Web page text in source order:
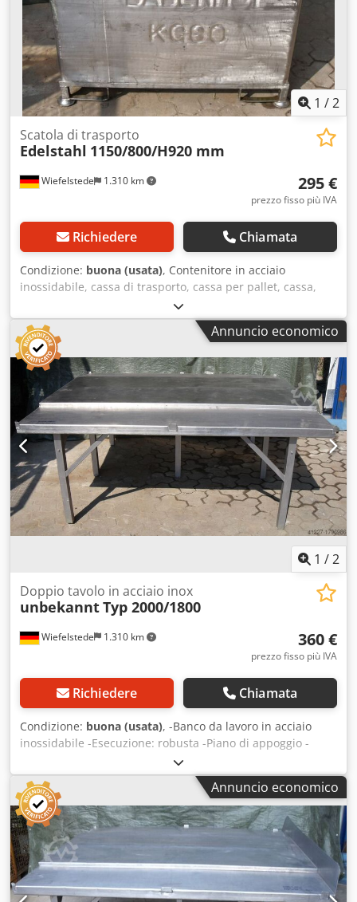
1 /2
Wiefelstede 1.310 km
Scatola di trasporto
Edelstahl 1150/800/H920 mm
295 €
prezzo fisso più IVA
Richiedere Chiamata
Condizione: buona (usata), Contenitore in acciaio
inossidabile, cassa di trasporto, cassa per pallet, cassa,
box. - Materiale: acciaio inossidabile 4301 - Quantità: 1
pezzo disponibile - Dimensioni: 1150/800/H920 mm
Cedpob A I Ntjfx An Ejha - Peso: 98 kgAnnuncio economico
1 /2
Wiefelstede 1.310 km
Doppio tavolo in acciaio inox
unbekanntTyp 2000/1800
360 €
prezzo fisso più IVA
Richiedere Chiamata
Condizione: buona (usata), -Banco da lavoro in acciaio
inossidabile -Esecuzione: robusta -Piano di appoggio -
Banco a due lati -Dimensioni: 2000/1800/H800 mm Chodeb
A I N Iepfx An Eja -Peso: 120 kg
Annuncio economico